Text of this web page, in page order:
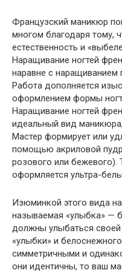
Французский маникюр
многом благодаря тому,
естественность и
Наращивание ногтей
наравне с наращиванием
Работа дополняется
оформлением формы
Наращивание ногтей
идеальный вид
Мастер формирует или
помощью акриловой
розового или
оформляется ультра-
Изюминкой этого вида
называемая «улыбка» —
должны улыбаться
«улыбки» и
симметричными и
они идентичны, то ваш